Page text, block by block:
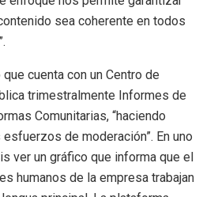
sea coherente en todos
cuenta con un Centro de
trimestralmente Informes de
Comunitarias, “haciendo
de moderación”. En uno
ver un gráfico que informa que el
humanos de la empresa trabajan